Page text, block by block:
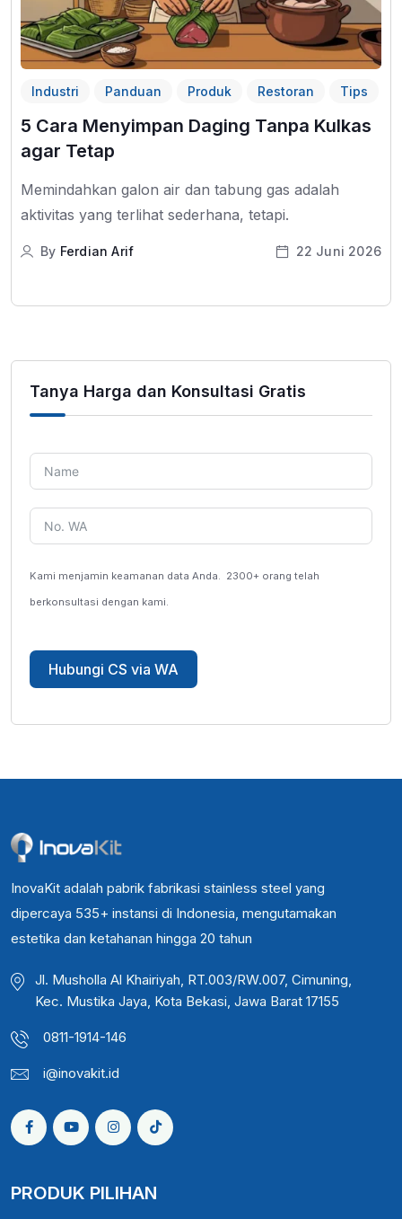
Industri Panduan Produk Restoran Tips
5 Cara Menyimpan Daging Tanpa Kulkas
agar Tetap
Memindahkan galon air dan tabung gas adalah
aktivitas yang terlihat sederhana, tetapi.
By Ferdian Arif 22 Juni 2026
Tanya Harga dan Konsultasi Gratis
Kami menjamin keamanan data Anda. 2300+ orang telah
berkonsultasi dengan kami.
Hubungi CS via WA
InovaKit adalah pabrik fabrikasi stainless steel yang
dipercaya 535+ instansi di Indonesia, mengutamakan
estetika dan ketahanan hingga 20 tahun
Jl. Musholla Al Khairiyah, RT.003/RW.007, Cimuning,
Kec. Mustika Jaya, Kota Bekasi, Jawa Barat 17155
0811-1914-146
i@inovakit.id
PRODUK PILIHAN